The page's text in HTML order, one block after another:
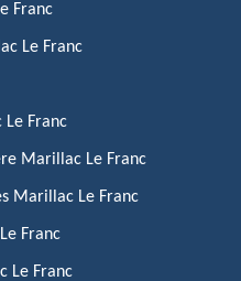
Franc
Le Franc
Franc
Marillac Le Franc
Marillac Le Franc
Franc
Le Franc